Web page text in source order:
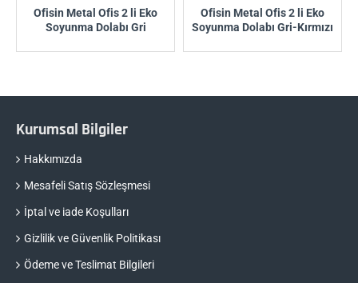
Ofisin Metal Ofis 2 li Eko
Soyunma Dolabı Gri
Ofisin Metal Ofis 2 li Eko
Soyunma Dolabı Gri-Kırmızı
Kurumsal Bilgiler
Hakkımızda
Mesafeli Satış Sözleşmesi
İptal ve iade Koşulları
Gizlilik ve Güvenlik Politikası
Ödeme ve Teslimat Bilgileri